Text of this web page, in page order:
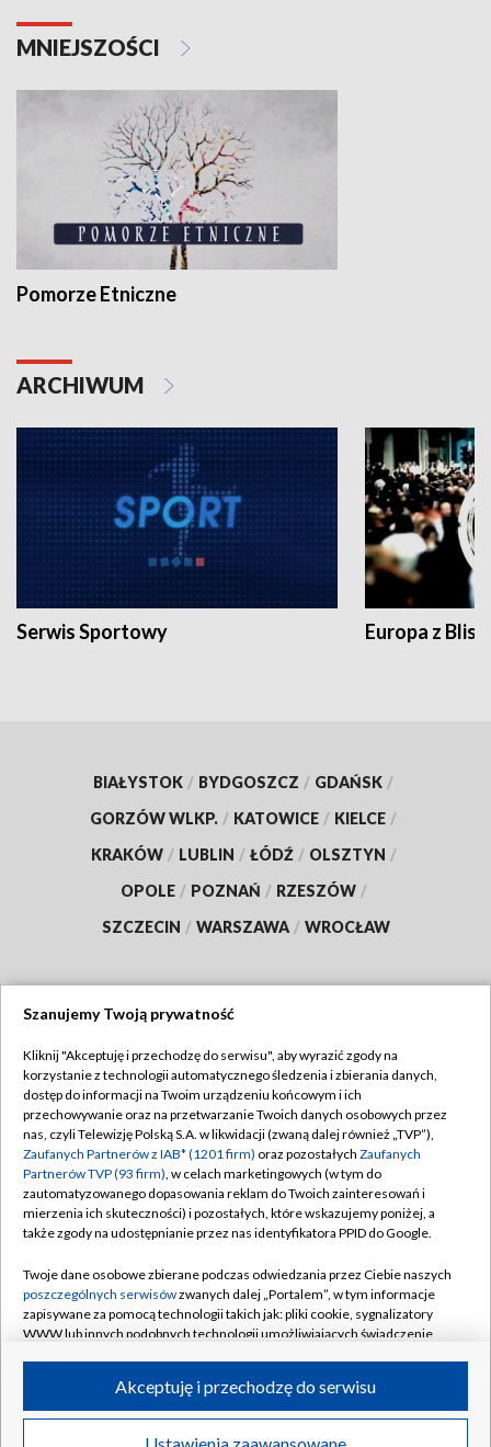
MNIEJSZOŚCI
Pomorze Etniczne
ARCHIWUM
Serwis Sportowy Europa z
BIAŁYSTOK / BYDGOSZCZ / GDAŃSK /
GORZÓW WLKP. / KATOWICE / KIELCE /
KRAKÓW / LUBLIN / ŁÓDŹ / OLSZTYN /
OPOLE / POZNAŃ / RZESZÓW /
SZCZECIN / WARSZAWA / WROCŁAW
TVP
Abonament TVP
Emisja w TVP
Centrum informacji TVP
Naziemna Telewizja Cyfrowa
Rada Programowa
System NOS
Informacje o nadawcy
Program dla prasy
Regulamin TVP
Polityka prywatności
Moje zgody
Pomoc
Kontakt
Kanały
©2026 Telewizja Polska S.A. w likwidacji
Szanujemy Twoją prywatność
Kliknij "Akceptuję i przechodzę do serwisu", aby wyrazić zgody na
korzystanie z technologii automatycznego śledzenia i zbierania danych,
dostęp do informacji na Twoim urządzeniu końcowym i ich
przechowywanie oraz na przetwarzanie Twoich danych osobowych przez
nas, czyli Telewizję Polską S.A. w likwidacji (zwaną dalej również „TVP”),
Zaufanych Partnerów z IAB* (1201 firm) oraz pozostałych Zaufanych
Partnerów TVP (93 firm), w celach marketingowych (w tym do
zautomatyzowanego dopasowania reklam do Twoich zainteresowań i
mierzenia ich skuteczności) i pozostałych, które wskazujemy poniżej, a
także zgody na udostępnianie przez nas identyfikatora PPID do Google.
Twoje dane osobowe zbierane podczas odwiedzania przez Ciebie naszych
poszczególnych serwisówzwanych dalej „Portalem”, w tym informacje
zapisywane za pomocą technologii takich jak: pliki cookie, sygnalizatory
WWW lub innych podobnych technologii umożliwiających świadczenie
ruchu w Internecie.
Twoje dane osobowe zbierane podczas odwiedzania przez Ciebie
Akceptuję i przechodzę do serwisu